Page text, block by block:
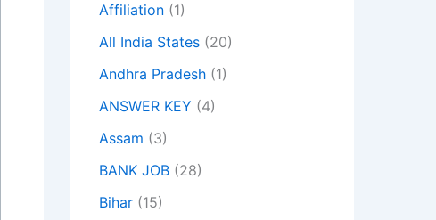
Affiliation (1)
All India States (20)
Andhra Pradesh (1)
ANSWER KEY (4)
Assam (3)
BANK JOB (28)
Bihar (15)